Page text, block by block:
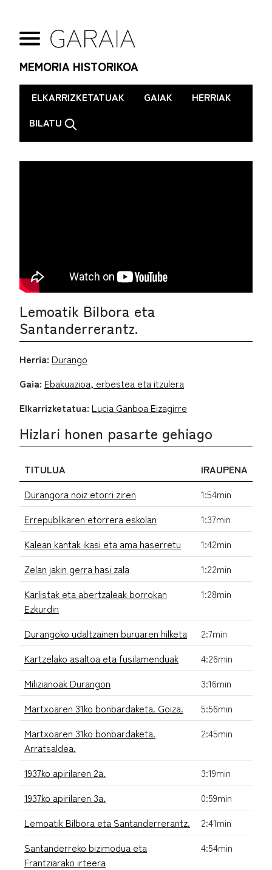
MEMORIA HISTORIKOA
. ELKARRIZKETATUAK GAIAK
HERRIAK
BILATU
Lemoatik Bilbora eta
Santanderrerantz.
Herria: Durango
Gaia: Ebakuazioa, erbestea eta itzulera
Elkarrizketatua: Lucia Ganboa Eizagirre
Hizlari honen pasarte gehiago
TITULUA
IRAUPENA
Durangora noiz etorri ziren
1:54min
Errepublikaren etorrera eskolan
1:37min
Kalean kantak ikasi eta ama haserretu
1:42min
Zelan jakin gerra hasi zala
1:22min
Karlistak eta abertzaleak borrokan
Ezkurdin
1:28min
Durangoko udaltzainen buruaren hilketa
2:7min
Kartzelako asaltoa eta fusilamenduak
4:26min
Milizianoak Durangon
3:16min
Martxoaren 31ko bonbardaketa. Goiza.
5:56min
Martxoaren 31ko bonbardaketa.
Arratsaldea.
2:45min
1937ko apirilaren 2a.
3:19min
1937ko apirilaren 3a.
0:59min
Lemoatik Bilbora eta Santanderrerantz.
2:41min
Santanderreko bizimodua eta
Frantziarako irteera
4:54min